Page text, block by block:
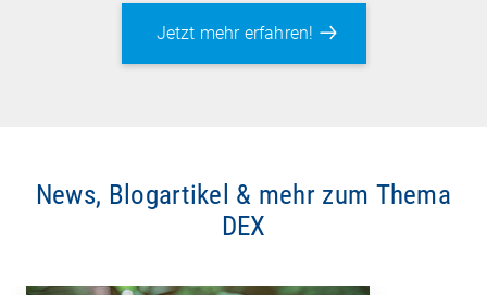
Jetzt mehr erfahren!
News, Blogartikel & mehr zum Thema
DEX